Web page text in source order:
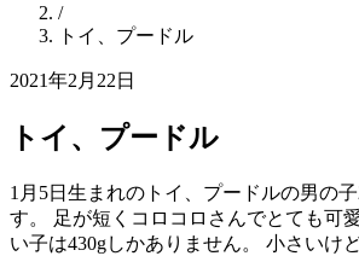
/
トイ、プードル
2021年2月22日
トイ、プードル
1月5日生まれのトイ、プードルの男の
す。 足が短くコロコロさんでとても可
い子は430gしかありません。 小さいけ